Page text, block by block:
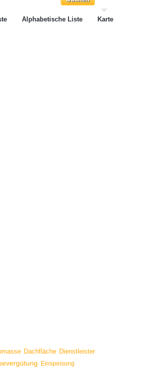
Alphabetische Liste Karte
Dachfläche Dienstleister
Einspeisung